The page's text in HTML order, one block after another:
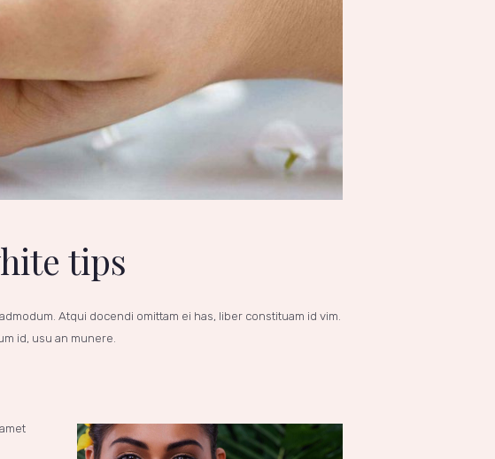
tips
Atqui docendi omittam ei has, liber constituam id vim.
id, usu an munere.